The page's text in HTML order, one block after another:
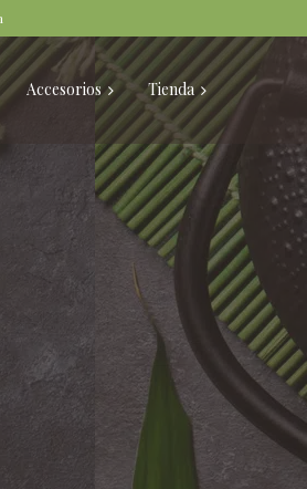
Accesorios Tienda